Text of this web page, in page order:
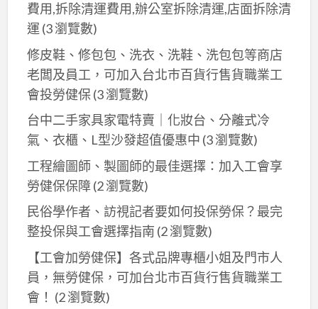
費用,拆除清運費用,辦公室拆除清運,店面拆除清
運 (3 瀏覽數)
修皮鞋、修包包、洗衣、洗鞋、洗包包等商店
老闆及員工，可加入台北巿百貨行售貨職業工
會投勞健保(3 瀏覽數)
台中二手家具家電特賣｜化妝台、分離式冷
氣、衣櫃、L型沙發超值優惠中 (3 瀏覽數)
工程繪圖師、製圖師的最佳選擇：加入工會享
勞健保保障(2 瀏覽數)
民俗學作者、訪視記者要如何投保勞保？最完
整投保與工會選擇指南 (2 瀏覽數)
【工會加勞健保】各式品牌專櫃小姐及門市人
員，無勞健保，可加台北市百貨行售貨職業工
會！ (2 瀏覽數)